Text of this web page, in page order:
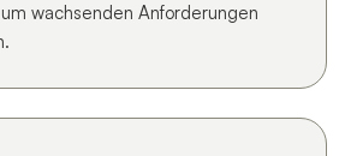
wachsenden Anforderungen